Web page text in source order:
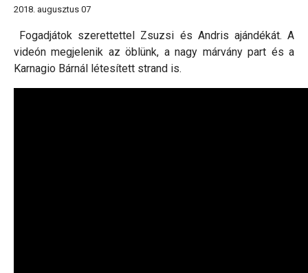
2018. augusztus 07
Fogadjátok szerettettel Zsuzsi és Andris ajándékát. A
videón megjelenik az öblünk, a nagy márvány part és a
Karnagio Bárnál létesített strand is.